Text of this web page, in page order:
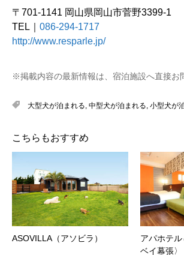
〒701-1141 岡山県岡山市菅野3399-1
TEL｜ 086-294-1717
http://www.resparle.jp/
※掲載内容の最新情報は、宿泊施設へ直接お
大型犬が泊まれる 中型犬が泊まれる 小型犬が
こちらもおすすめ
ASOVILLA（アソビラ）
アパホテ
ベイ幕張〉